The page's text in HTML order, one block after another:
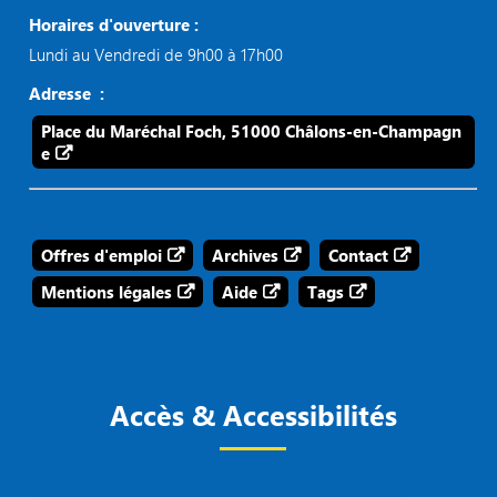
Horaires d'ouverture :
Lundi au Vendredi de 9h00 à 17h00
Adresse :
Place du Maréchal Foch, 51000 Châlons-en-Champagn
e
Offres d'emploi Archives
Contact
Mentions légales
Aide Tags
Accès & Accessibilités